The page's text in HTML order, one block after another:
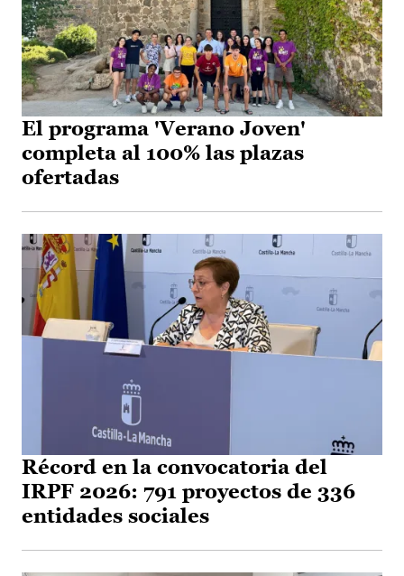
El programa 'Verano Joven'
completa al 100% las plazas
ofertadas
Récord en la convocatoria del
IRPF 2026: 791 proyectos de 336
entidades sociales